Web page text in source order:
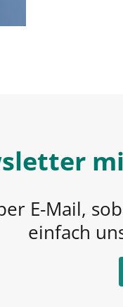
E-Mail,
einfach